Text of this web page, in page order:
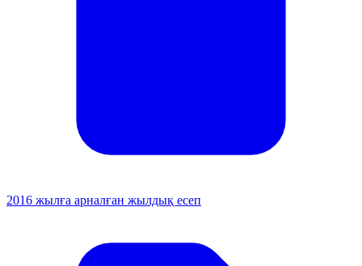
2016 жылға арналған жылдық есеп